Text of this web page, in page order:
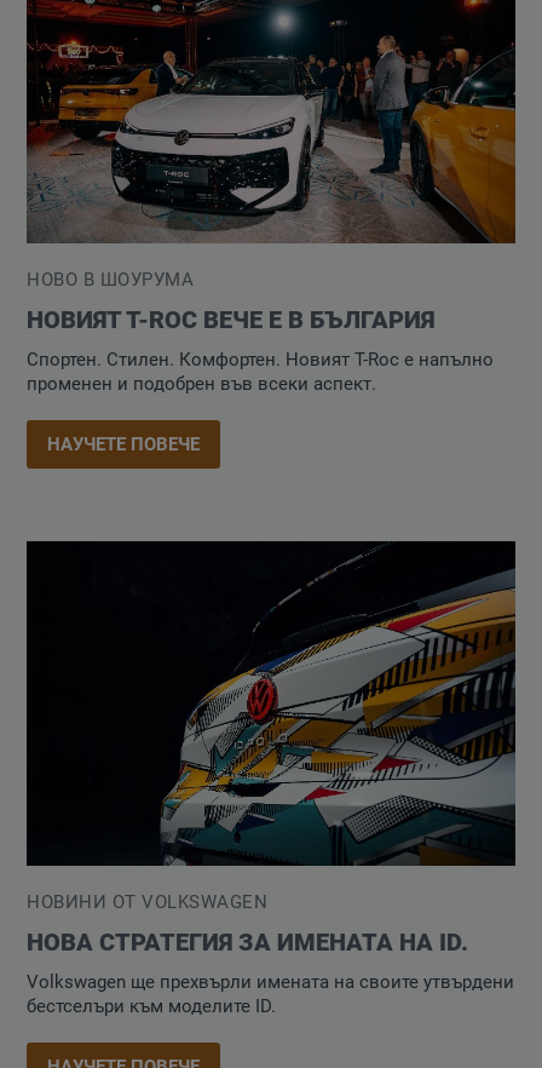
НОВО В ШОУРУМА
НОВИЯТ Т-ROC ВЕЧЕ Е В БЪЛГАРИЯ
Спортен. Стилен. Комфортен. Новият T-Roc e напълно
променен и подобрен във всеки аспект.
НАУЧЕТЕ ПОВЕЧЕ
НОВИНИ ОТ VOLKSWAGEN
НОВА СТРАТЕГИЯ ЗА ИМЕНАТА НА ID.
Volkswagen ще прехвърли имената на своите утвърдени
бестселъри към моделите ID.